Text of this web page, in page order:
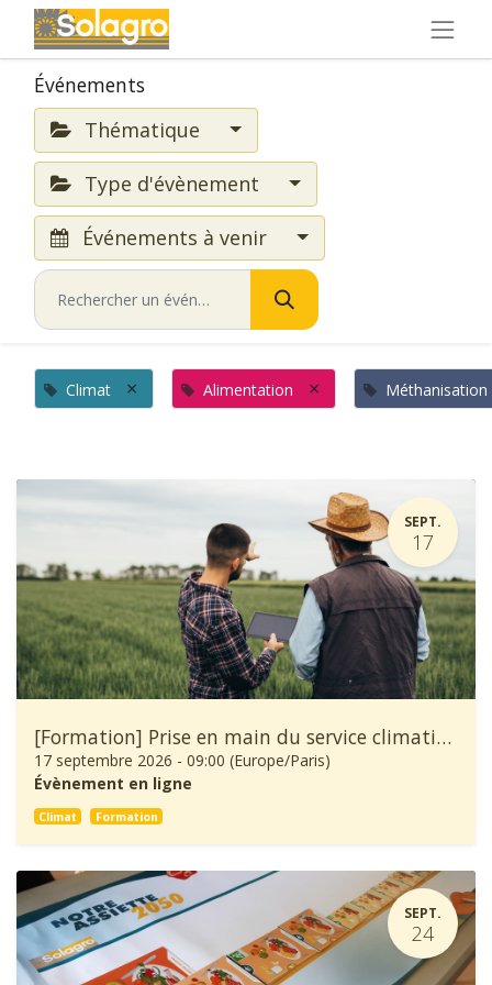
Événements
Thématique
Type d'évènement
Événements à venir
Climat × Alimentation × Méthanisation
SEPT.
17
[Formation] Prise en main du service climatique Climadiag Agriculture et Forêt
17 septembre 2026 - 09:00 (Europe/Paris)
Évènement en ligne
Climat Formation
SEPT.
24